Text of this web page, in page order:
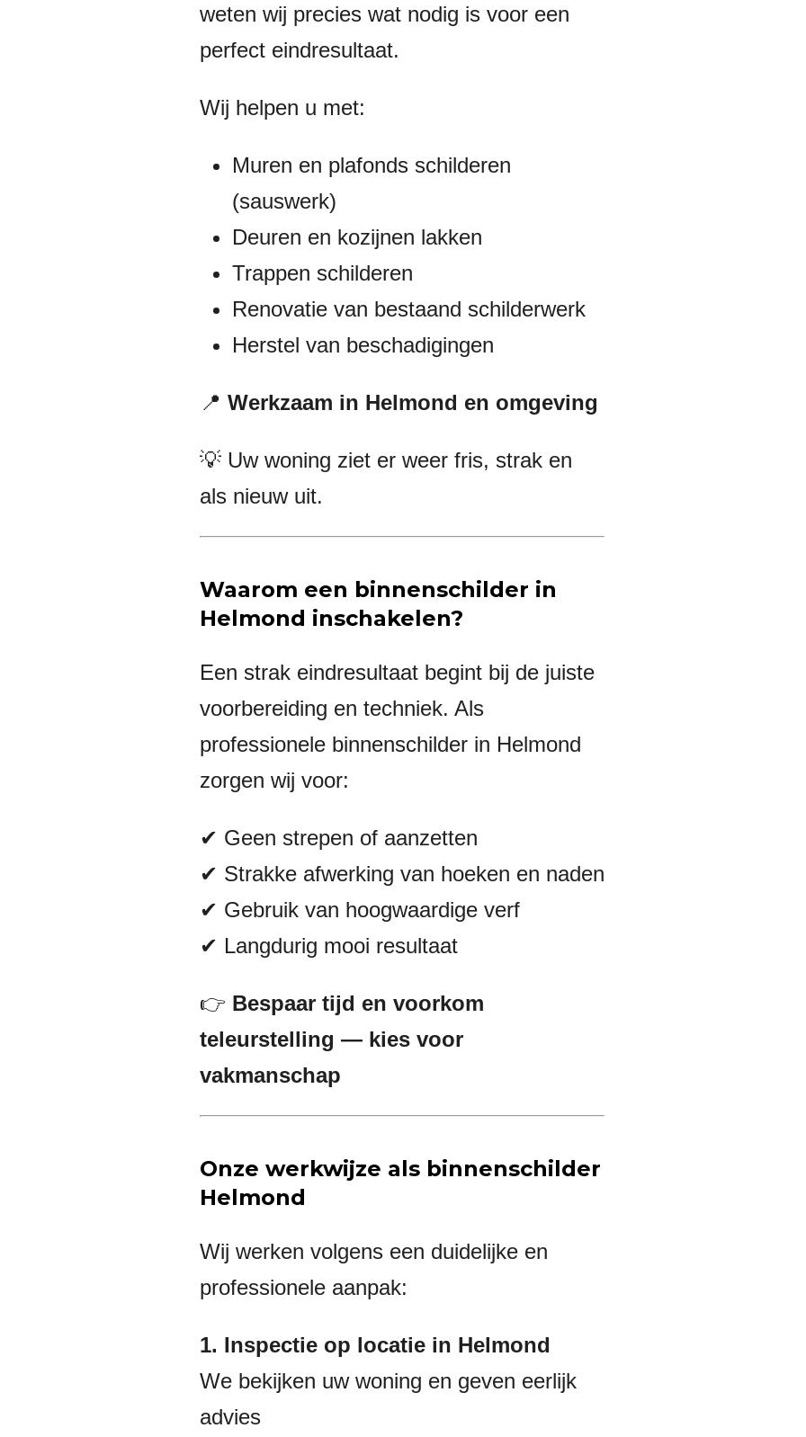
weten wij precies wat nodig is voor een
perfect eindresultaat.
Wij helpen u met:
Muren en plafonds schilderen
(sauswerk)
Deuren en kozijnen lakken
Trappen schilderen
Renovatie van bestaand schilderwerk
Herstel van beschadigingen
📍 Werkzaam in Helmond en omgeving
💡 Uw woning ziet er weer fris, strak en
als nieuw uit.
Waarom een binnenschilder in
Helmond inschakelen?
Een strak eindresultaat begint bij de juiste
voorbereiding en techniek. Als
professionele binnenschilder in Helmond
zorgen wij voor:
✔ Geen strepen of aanzetten
✔ Strakke afwerking van hoeken en naden
✔ Gebruik van hoogwaardige verf
✔ Langdurig mooi resultaat
👉 Bespaar tijd en voorkom
teleurstelling — kies voor
vakmanschap
Onze werkwijze als binnenschilder
Helmond
Wij werken volgens een duidelijke en
professionele aanpak:
1. Inspectie op locatie in Helmond
We bekijken uw woning en geven eerlijk
advies